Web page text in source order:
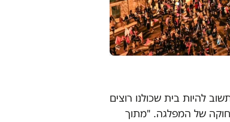
להיות בית שכולנו רוצים
של המפלגה. "מתוך